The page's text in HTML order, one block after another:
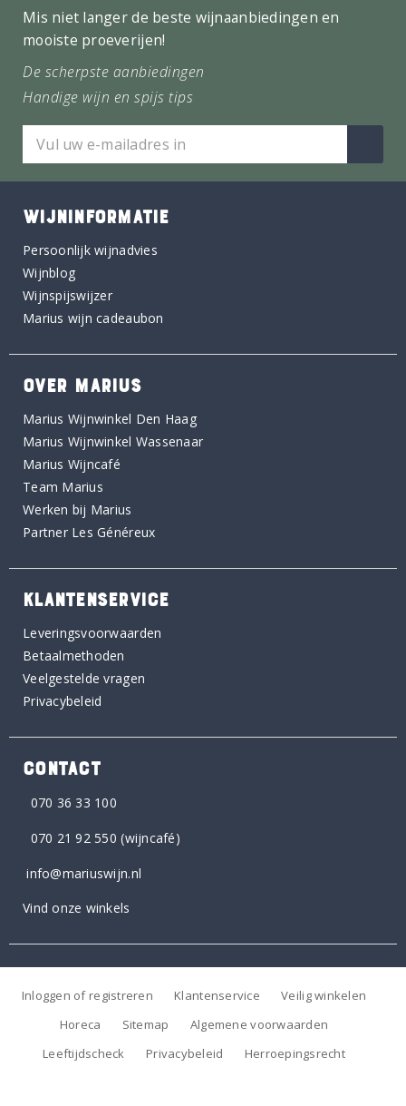
Mis niet langer de beste wijnaanbiedingen en
mooiste proeverijen!
De scherpste aanbiedingen
Handige wijn en spijs tips
WIJNINFORMATIE
Persoonlijk wijnadvies
Wijnblog
Wijnspijswijzer
Marius wijn cadeaubon
OVER MARIUS
Marius Wijnwinkel Den Haag
Marius Wijnwinkel Wassenaar
Marius Wijncafé
Team Marius
Werken bij Marius
Partner Les Généreux
KLANTENSERVICE
Leveringsvoorwaarden
Betaalmethoden
Veelgestelde vragen
Privacybeleid
CONTACT
070 36 33 100
070 21 92 550 (wijncafé)
info@mariuswijn.nl
Vind onze winkels
Inloggen of registreren Klantenservice
Veilig winkelen
Horeca
Sitemap
Algemene voorwaarden
Leeftijdscheck
Privacybeleid Herroepingsrecht